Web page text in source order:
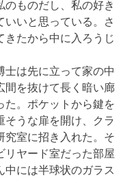
のものだし、私の好き
いいと思っている。さ
きたから中に入ろうじ
は先に立って家の中
間を抜けて長く暗い廊
た。ポケットから鍵を
そうな扉を開け、クラ
究室に招き入れた。そ
リヤード室だった部屋
中には半球状のガラス